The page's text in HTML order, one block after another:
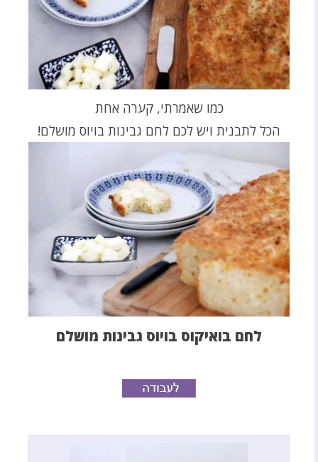
כמו שאמרתי, קערה אחת
הכל לתבנית ויש לכם לחם גבינות בויוס מושלם!
לחם בואיקוס בויוס גבינות מושלם